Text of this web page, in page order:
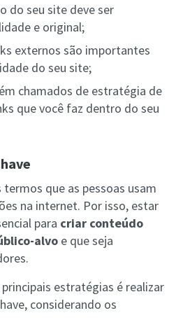
do seu site deve ser
e original;
externos são importantes
do seu site;
chamados de estratégia de
que você faz dentro do seu
termos que as pessoas usam
na internet. Por isso, estar
para criar conteúdo
alvo e que seja
estratégias é realizar
considerando os